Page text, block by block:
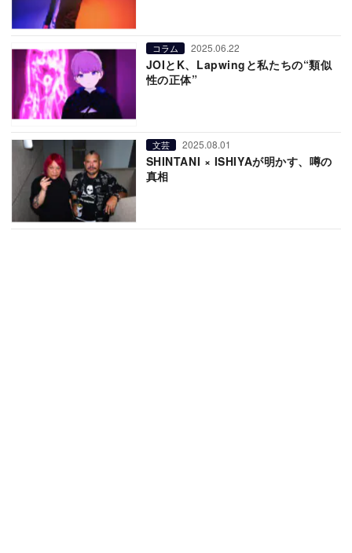
コラム 2025.06.22
JOIとK、Lapwingと私たちの“類似
性の正体”
文芸 2025.08.01
SHINTANI × ISHIYAが明かす、噂の
真相